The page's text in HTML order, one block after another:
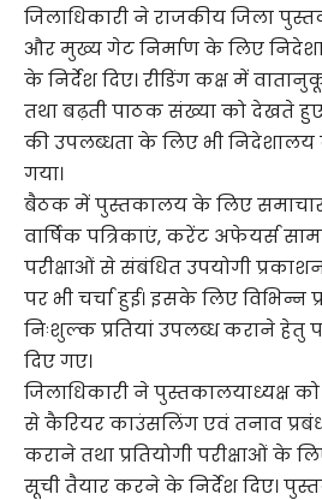
जिलाधिकारी ने राजकीय जिला
और मुख्य गेट निर्माण के लिए
के निर्देश दिए। रीडिंग कक्ष में
तथा बढ़ती पाठक संख्या को देखते
की उपलब्धता के लिए भी
गया।
बैठक में पुस्तकालय के लिए समाचार
वार्षिक पत्रिकाएं, करेंट अफेयर्स
परीक्षाओं से संबंधित उपयोगी
पर भी चर्चा हुई। इसके लिए विभिन्न
निःशुल्क प्रतियां उपलब्ध कराने हेतु
दिए गए।
जिलाधिकारी ने पुस्तकालयाध्यक्ष
से कैरियर काउंसलिंग एवं तनाव
कराने तथा प्रतियोगी परीक्षाओं के
सूची तैयार करने के निर्देश दिए।